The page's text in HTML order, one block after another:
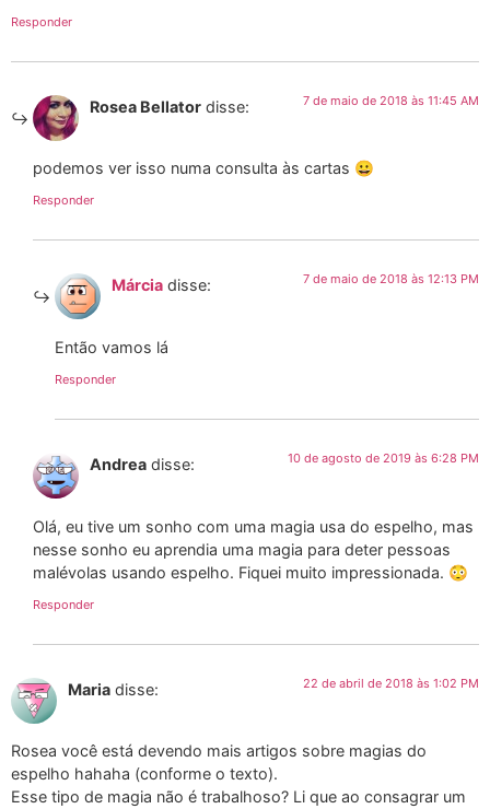
Responder
Rosea Bellator disse: 7 de maio de 2018 às 11:45 AM
podemos ver isso numa consulta às cartas 😀
Responder
Márcia disse: 7 de maio de 2018 às 12:13 PM
Então vamos lá
Responder
Andrea disse: 10 de agosto de 2019 às 6:28 PM
Olá, eu tive um sonho com uma magia usa do espelho, mas
nesse sonho eu aprendia uma magia para deter pessoas
malévolas usando espelho. Fiquei muito impressionada. 😳
Responder
Maria disse: 22 de abril de 2018 às 1:02 PM
Rosea você está devendo mais artigos sobre magias do
espelho hahaha (conforme o texto).
Esse tipo de magia não é trabalhoso? Li que ao consagrar um